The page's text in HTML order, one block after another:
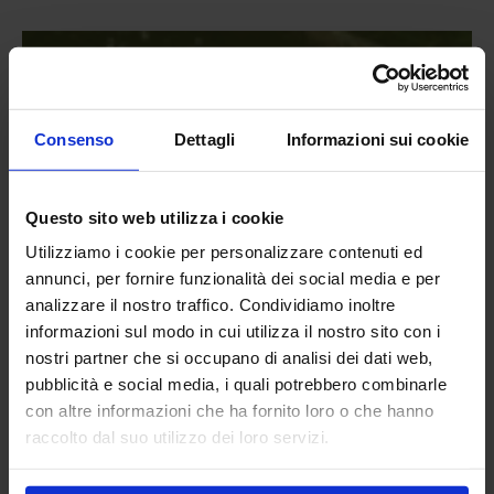
Consenso Dettagli Informazioni sui cookie
Questo sito web utilizza i cookie
Utilizziamo i cookie per personalizzare contenuti ed
annunci, per fornire funzionalità dei social media e per
analizzare il nostro traffico. Condividiamo inoltre
informazioni sul modo in cui utilizza il nostro sito con i
nostri partner che si occupano di analisi dei dati web,
pubblicità e social media, i quali potrebbero combinarle
con altre informazioni che ha fornito loro o che hanno
raccolto dal suo utilizzo dei loro servizi.
La storia del centro
Il Centro di Ricerca Olivicoltura, Frutticoltura e Agrumicoltura
(CREA-OFA) è un Centro di ricerca appartenente al Consiglio per la
accorpa i centri precedentemente denominati di frutticoltura (CREA-
FRU Roma, CREA-FRC Caserta, CREA-FRF Forlì), di agrumicoltura
(CREA-ACM Acireale) e di olivicoltura (CREA-OLI Rende/Spoleto).
Sede di Acireale
Nel 1866 è la sede del “Comizio Agrario del Circondario di Acireale”
e poi sede della “Regia Stazione Sperimentale di Frutticoltura e
Agrumicoltura”. Nel 1967 la Stazione diventa “Istituto Sperimentale
per l’Agrumicoltura”. Dal 2007 l’Istituto diventa “Centro di Ricerca
per l’Agrumicoltura e le Colture Mediterranee (ACM)” e infine dal
2017 sede del CREA-OFA